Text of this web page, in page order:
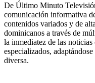
De Último Minuto
comunicación informativa
contenidos variados y de
dominicanos a través de
la inmediatez de las
especializados,
diversa.